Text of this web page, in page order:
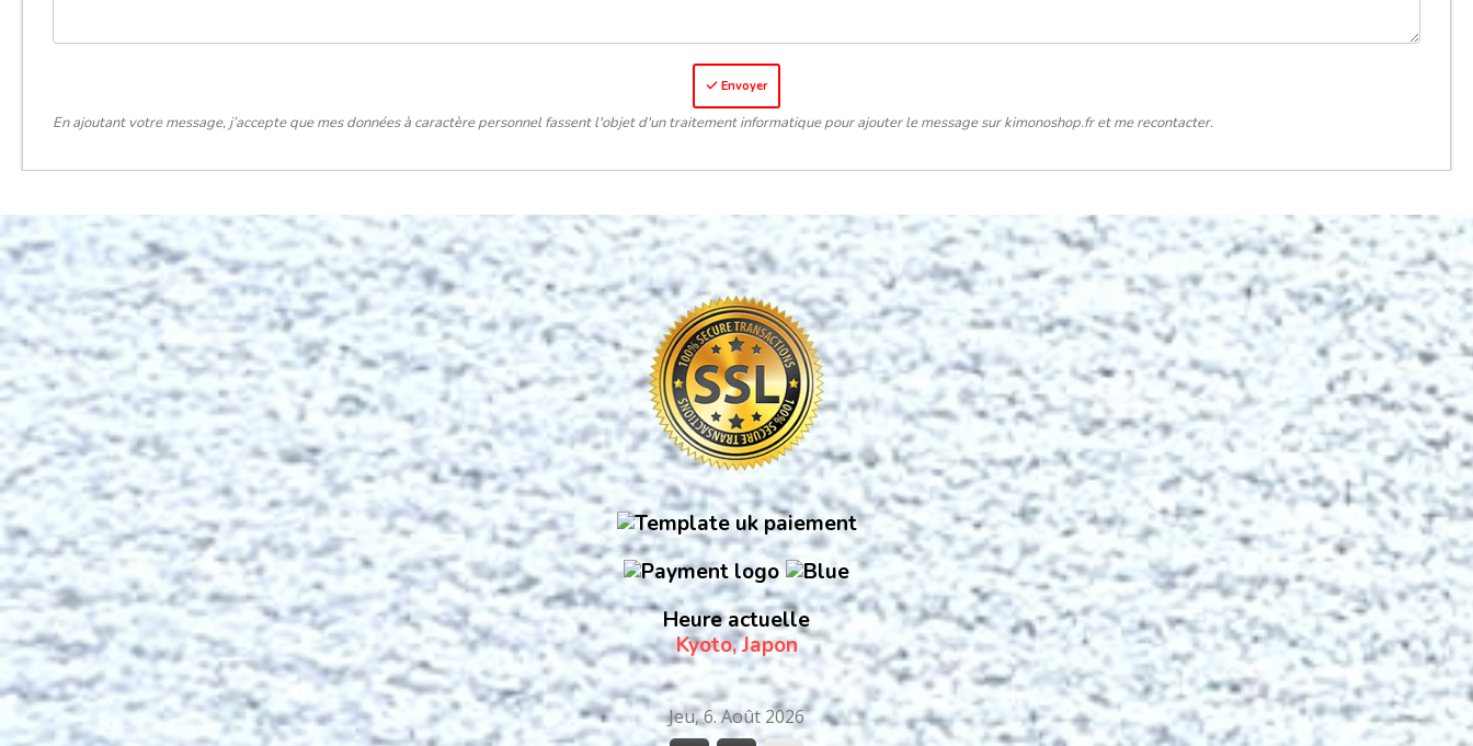
Envoyer
En ajoutant votre message, j’accepte que mes données à caractère personnel fassent l'objet d'un traitement informatique pour ajouter le message sur kimonoshop.fr et me recontacter.
Heure actuelle
Kyoto, Japon